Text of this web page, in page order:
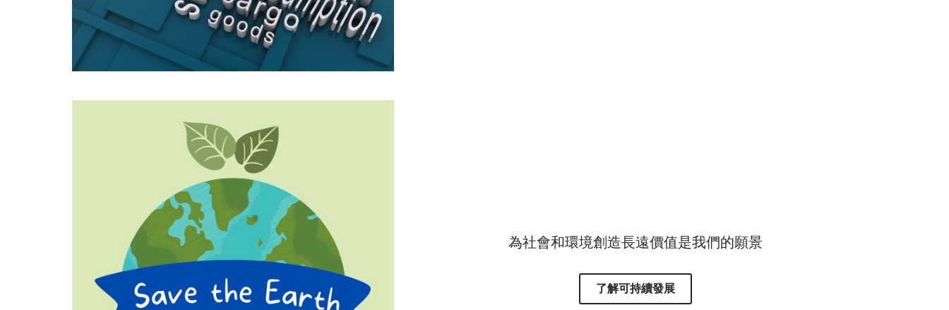
為社會和環境創造長遠價值是我們的願景
了解可持續發展